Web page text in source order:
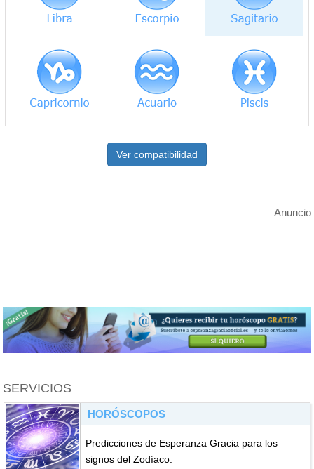
Ver compatibilidad
Anuncio
SERVICIOS
HORÓSCOPOS
Predicciones de Esperanza Gracia para los
signos del Zodíaco.